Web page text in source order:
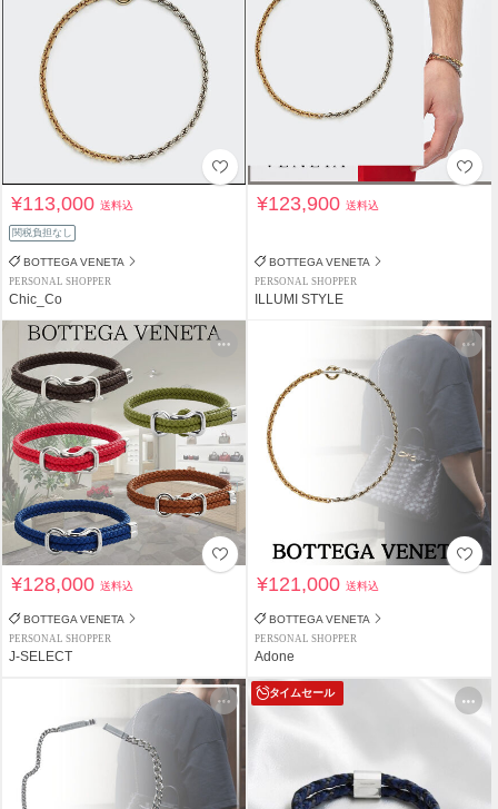
¥113,000送料込
関税負担なし
BOTTEGA VENETA
PERSONAL SHOPPER
Chic_Co
¥123,900送料込
BOTTEGA VENETA
PERSONAL SHOPPER
ILLUMI STYLE
¥128,000送料込
BOTTEGA VENETA
PERSONAL SHOPPER
J-SELECT
¥121,000送料込
BOTTEGA VENETA
PERSONAL SHOPPER
Adone
タイムセール